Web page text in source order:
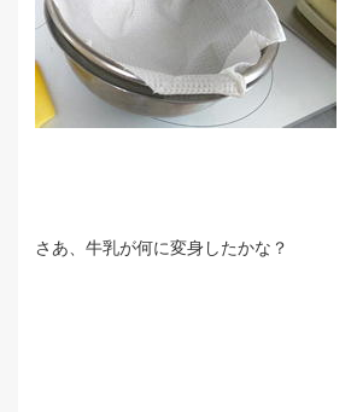
さあ、牛乳が何に変身したかな？